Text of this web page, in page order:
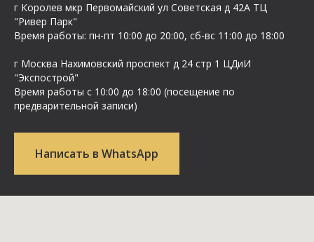
г Королев мкр Первомайский ул Cоветская д 42А ТЦ
"Ривер Парк"
Время работы: пн-пт 10:00 до 20:00, сб-вс 11:00 до 18:00
г Москва Нахимовский проспект д 24 стр 1 ЦДиИ
"Экспострой"
Время работы с 10:00 до 18:00 (посещение по
предварительной записи)
Написать в WhatsApp